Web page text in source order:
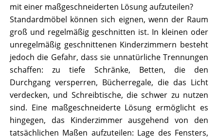
mit einer maßgeschneiderten Lösung aufzuteilen?
Standardmöbel können sich eignen, wenn der Raum
groß und regelmäßig geschnitten ist. In kleinen oder
unregelmäßig geschnittenen Kinderzimmern besteht
jedoch die Gefahr, dass sie unnatürliche Trennungen
schaffen: zu tiefe Schränke, Betten, die den
Durchgang versperren, Bücherregale, die das Licht
verdecken, und Schreibtische, die schwer zu nutzen
sind. Eine maßgeschneiderte Lösung ermöglicht es
hingegen, das Kinderzimmer ausgehend von den
tatsächlichen Maßen aufzuteilen: Lage des Fensters,